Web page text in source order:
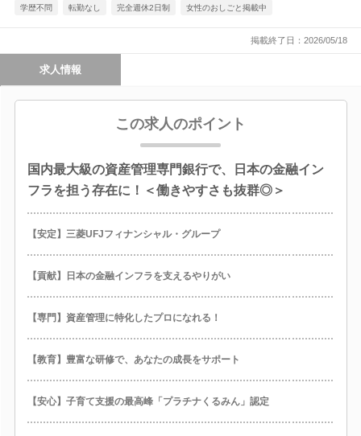
学歴不問 転勤なし 完全週休2日制 女性のおしごと掲載中
掲載終了日：2026/05/18
求人情報
この求人のポイント
国内最大級の資産管理専門銀行で、日本の金融イン
フラを担う存在に！＜働きやすさも抜群◎＞
【安定】三菱UFJフィナンシャル・グループ
【貢献】日本の金融インフラを支えるやりがい
【専門】資産管理に特化したプロになれる！
【教育】豊富な研修で、あなたの成長をサポート
【安心】子育て支援の最高峰「プラチナくるみん」認定